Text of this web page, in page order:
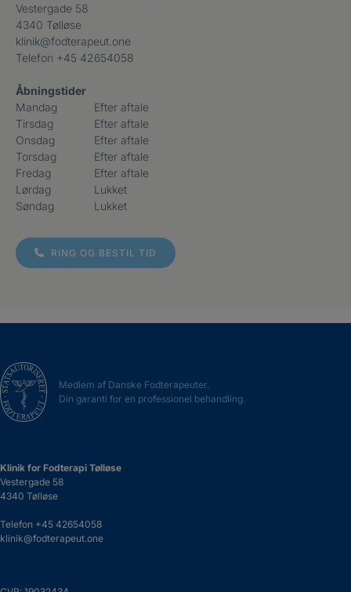
Vestergade 58
4340 Tølløse
klinik@fodterapeut.one
Telefon +45 42654058
Åbningstider
Mandag
Efter aftale
Tirsdag
Efter aftale
Onsdag
Efter aftale
Torsdag
Efter aftale
Fredag
Efter aftale
Lørdag
Lukket
Søndag
Lukket
RING OG BESTIL TID
Medlem af Danske Fodterapeuter.
Din garanti for en professionel behandling.
Klinik for Fodterapi Tølløse
Vestergade 58
4340 Tølløse
Telefon +45 42654058
klinik@fodterapeut.one